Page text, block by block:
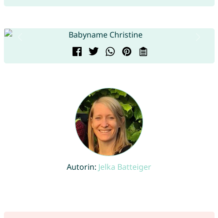
Autorin: Jelka Batteiger